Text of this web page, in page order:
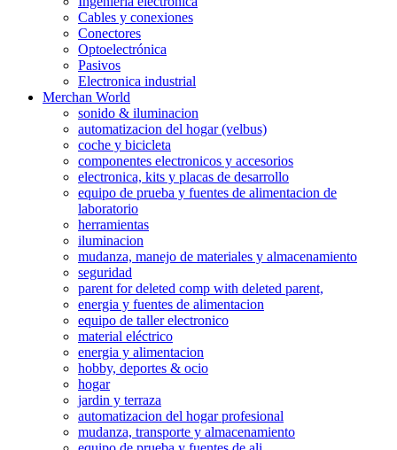
Cables y conexiones
Conectores
Optoelectrónica
Pasivos
Electronica industrial
Merchan World
sonido & iluminacion
automatizacion del hogar (velbus)
coche y bicicleta
componentes electronicos y accesorios
electronica, kits y placas de desarrollo
equipo de prueba y fuentes de alimentacion de
laboratorio
herramientas
iluminacion
mudanza, manejo de materiales y almacenamiento
seguridad
parent for deleted comp with deleted parent,
energia y fuentes de alimentacion
equipo de taller electronico
material eléctrico
energia y alimentacion
hobby, deportes & ocio
hogar
jardin y terraza
automatizacion del hogar profesional
mudanza, transporte y almacenamiento